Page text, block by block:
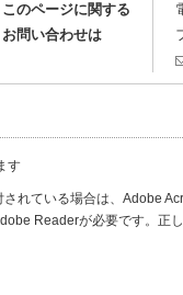
このページに関する
お問い合わせは
す
れている場合は、Adobe
Readerが必要です。正